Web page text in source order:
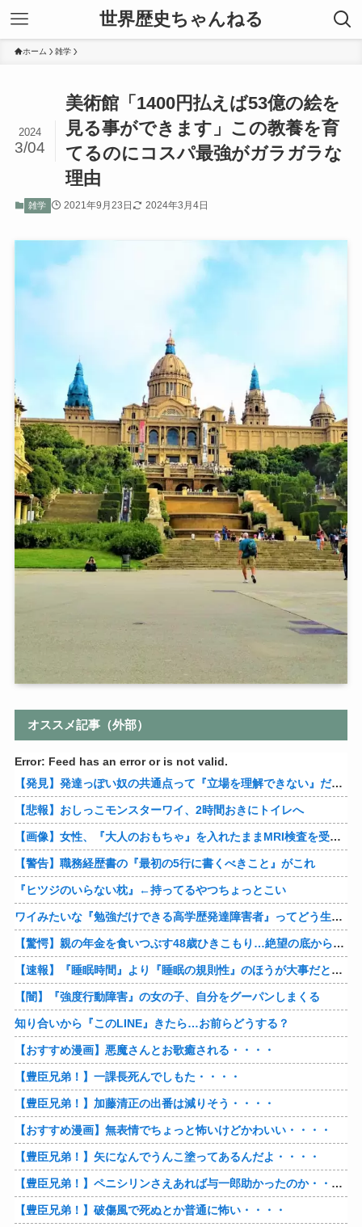
世界歴史ちゃんねる
ホーム 雑学
美術館「1400円払えば53億の絵を
見る事ができます」この教養を育
てるのにコスパ最強がガラガラな
理由
2024
3/04
雑学 2021年9月23日 2024年3月4日
オススメ記事（外部）
Error: Feed has an error or is not valid.
【発見】発達っぽい奴の共通点って『立場を理解できない』だよな
【悲報】おしっこモンスターワイ、2時間おきにトイレへ
【画像】女性、『大人のおもちゃ』を入れたままMRI検査を受けた結果 →
【警告】職務経歴書の『最初の5行に書くべきこと』がこれ
『ヒツジのいらない枕』←持ってるやつちょっとこい
ワイみたいな『勉強だけできる高学歴発達障害者』ってどう生きたらいいんや？
【驚愕】親の年金を食いつぶす48歳ひきこもり…絶望の底から家族を救ったのは『障害基礎年金』だった
【速報】『睡眠時間』より『睡眠の規則性』のほうが大事だと判明
【闇】『強度行動障害』の女の子、自分をグーパンしまくる
知り合いから『このLINE』きたら…お前らどうする？
【おすすめ漫画】悪魔さんとお歌癒される・・・・
【豊臣兄弟！】一課長死んでしもた・・・・
【豊臣兄弟！】加藤清正の出番は減りそう・・・・
【おすすめ漫画】無表情でちょっと怖いけどかわいい・・・・
【豊臣兄弟！】矢になんでうんこ塗ってあるんだよ・・・・
【豊臣兄弟！】ペニシリンさえあれば与一郎助かったのか・・・？
【豊臣兄弟！】破傷風で死ぬとか普通に怖い・・・・